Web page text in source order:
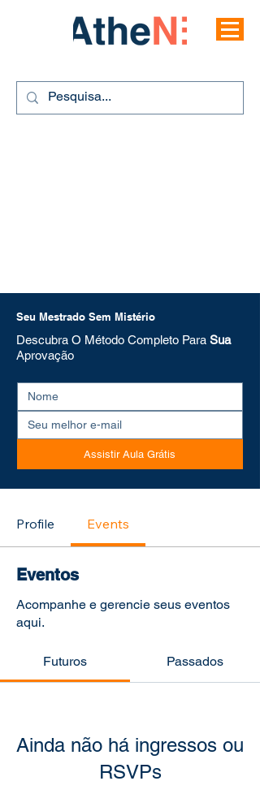
Seu Mestrado Sem Mistério
Descubra O Método Completo Para Sua
Aprovação
Assistir Aula Grátis
Profile Events
Eventos
Acompanhe e gerencie seus eventos
aqui.
Futuros Passados
Ainda não há ingressos ou
RSVPs